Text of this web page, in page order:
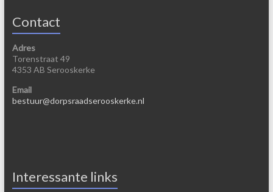
Contact
Adres
Torenstraat 49
4353 AB Serooskerke
Email
bestuur@dorpsraadserooskerke.nl
Interessante links